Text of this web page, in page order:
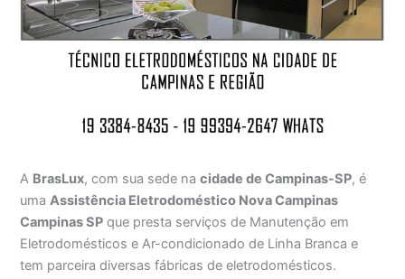
A BrasLux, com sua sede nacidade de Campinas-SP, é
umaAssistência Eletrodoméstico Nova Campinas
Campinas SP que presta serviços de Manutenção em
Eletrodomésticos e Ar-condicionado de Linha Branca e
tem parceira diversas fábricas de eletrodomésticos.